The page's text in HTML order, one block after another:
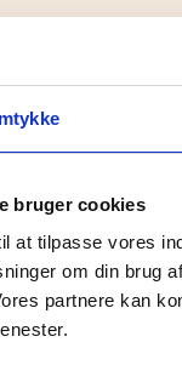
bruger cookies
at tilpasse vores
om din brug
partnere kan